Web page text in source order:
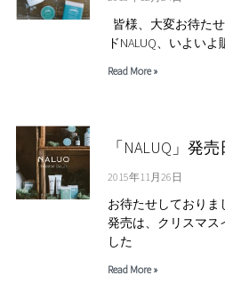
皆様、大変お待た
ドNALUQ、いよい
Read More »
「NALUQ」発
2015年11月26日
お待たせしておりま
発売は、クリスマス
した
Read More »